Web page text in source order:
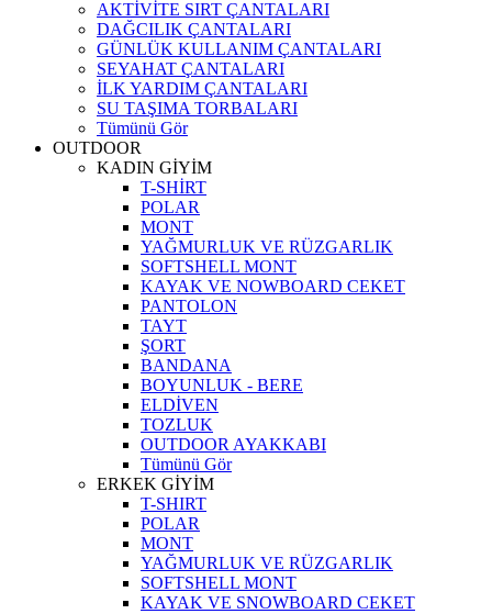
AKTİVİTE SIRT ÇANTALARI
DAĞCILIK ÇANTALARI
GÜNLÜK KULLANIM ÇANTALARI
SEYAHAT ÇANTALARI
İLK YARDIM ÇANTALARI
SU TAŞIMA TORBALARI
Tümünü Gör
OUTDOOR
KADIN GİYİM
T-SHİRT
POLAR
MONT
YAĞMURLUK VE RÜZGARLIK
SOFTSHELL MONT
KAYAK VE NOWBOARD CEKET
PANTOLON
TAYT
ŞORT
BANDANA
BOYUNLUK - BERE
ELDİVEN
TOZLUK
OUTDOOR AYAKKABI
Tümünü Gör
ERKEK GİYİM
T-SHIRT
POLAR
MONT
YAĞMURLUK VE RÜZGARLIK
SOFTSHELL MONT
KAYAK VE SNOWBOARD CEKET